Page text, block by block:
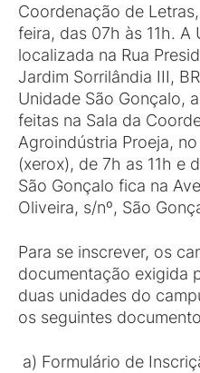
Coordenação de
feira, das 07h às 11h. A
localizada na Rua
Jardim Sorrilândia III,
Unidade São Gonçalo,
feitas na Sala da
Agroindústria Proeja,
(xerox), de 7h as 11h e
São Gonçalo fica na
Oliveira, s/nº, São
Para se inscrever, os
documentação exigida
duas unidades do
os seguintes
a) Formulário de